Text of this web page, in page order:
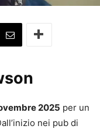
2025 per un
nei pub di